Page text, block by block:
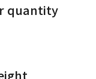
quantity